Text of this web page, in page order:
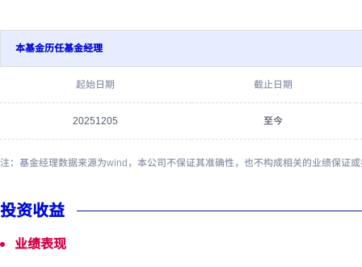
本基金历任基金经理
起始日期 截止日期
20251205 至今
注：基金经理数据来源为wind，本公司不保证其准确性，也不构成相关的业绩保证
投资收益
业绩表现